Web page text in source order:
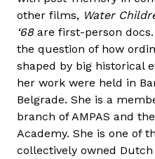
other films, Water
‘68are first-person
the question of how
shaped by big historical
her work were held in
Belgrade. She is a
branch of AMPAS and
Academy. She is one of
collectively owned